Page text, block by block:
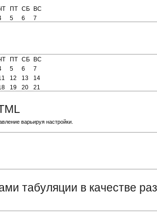
варьируя настройки.
табуляции в качестве